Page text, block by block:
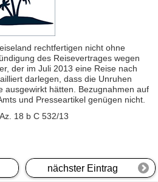
rechtfertigen nicht ohne
des Reisevertrages wegen
der im Juli 2013 eine Reise nach
darlegen, dass die Unruhen
ausgewirkt hätten. Bezugnahmen auf
und Presseartikel genügen nicht.
18 b C 532/13
nächster Eintrag